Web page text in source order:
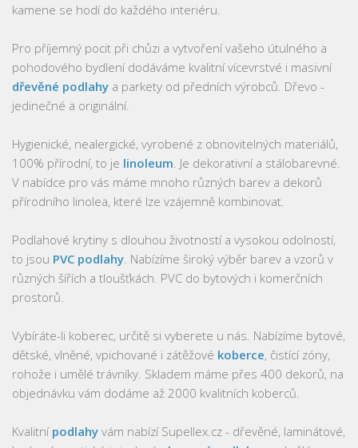
kamene se hodí do každého interiéru.
Pro příjemný pocit při chůzi a vytvoření vašeho útulného a
pohodového bydlení dodáváme kvalitní vícevrstvé i masivní
dřevěné podlahy a parkety od předních výrobců. Dřevo -
jedinečné a originální.
Hygienické, nealergické, vyrobené z obnovitelných materiálů,
100% přírodní, to je linoleum . Je dekorativní a stálobarevné.
V nabídce pro vás máme mnoho různých barev a dekorů
přírodního linolea, které lze vzájemně kombinovat.
Podlahové krytiny s dlouhou životností a vysokou odolností,
to jsou PVC podlahy . Nabízíme široký výběr barev a vzorů v
různých šířích a tloušťkách. PVC do bytových i komerčních
prostorů.
Vybíráte-li koberec, určitě si vyberete u nás. Nabízíme bytové,
dětské, vlněné, vpichované i zátěžové koberce, čistící zóny,
rohože i umělé trávníky. Skladem máme přes 400 dekorů, na
objednávku vám dodáme až 2000 kvalitních koberců.
Kvalitní podlahy vám nabízí Supellex.cz - dřevěné, laminátové,